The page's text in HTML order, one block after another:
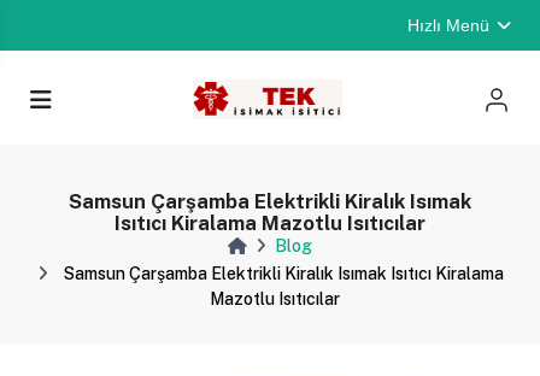
Hızlı Menü
Samsun Çarşamba Elektrikli Kiralık Isımak
Isıtıcı Kiralama Mazotlu Isıtıcılar
Blog
Samsun Çarşamba Elektrikli Kiralık Isımak Isıtıcı Kiralama
Mazotlu Isıtıcılar